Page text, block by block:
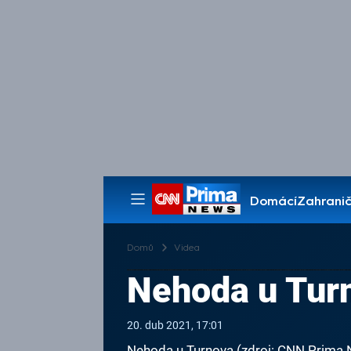
Domácí
Pořady
Domů Videa
Nehoda u
20. dub 2021, 17:01